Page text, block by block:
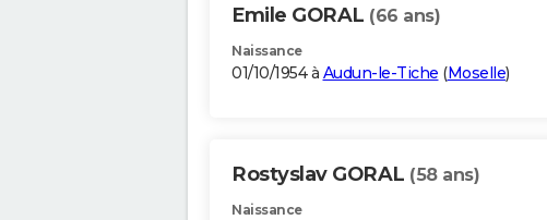
Emile GORAL (66 ans)
Naissance
01/10/1954 à Audun-le-Tiche (Moselle)
Rostyslav GORAL (58 ans)
Naissance